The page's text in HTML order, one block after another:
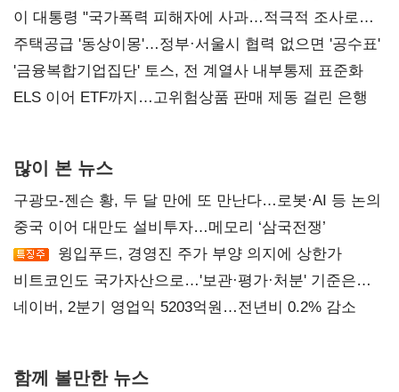
총선 지휘 못해"
이 대통령 "국가폭력 피해자에 사과…적극적 조사로
진실 밝혀야"
주택공급 '동상이몽'…정부·서울시 협력 없으면 '공수표'
'금융복합기업집단' 토스, 전 계열사 내부통제 표준화
ELS 이어 ETF까지…고위험상품 판매 제동 걸린 은행
많이 본 뉴스
구광모-젠슨 황, 두 달 만에 또 만난다…로봇·AI 등 논의
중국 이어 대만도 설비투자…메모리 ‘삼국전쟁’
윙입푸드, 경영진 주가 부양 의지에 상한가
비트코인도 국가자산으로…'보관·평가·처분' 기준은
숙제
네이버, 2분기 영업익 5203억원…전년비 0.2% 감소
함께 볼만한 뉴스